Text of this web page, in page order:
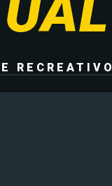
RECREATIVO